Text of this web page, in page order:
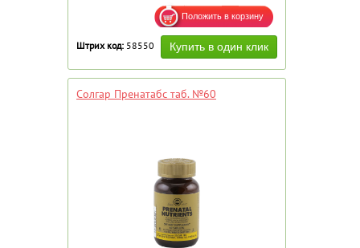
Штрих код: 58550
Солгар Пренатабс таб. №60